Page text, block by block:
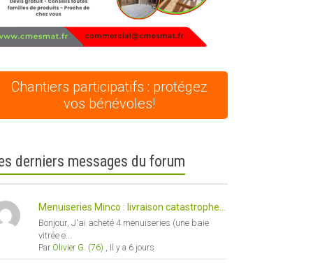
Chantiers participatifs : protégez
vos bénévoles!
derniers messages du forum
Menuiseries Minco : livraison catastrophe...
Bonjour, J'ai acheté 4 menuiseries (une baie
vitrée e...
Par Olivier G. (76) Il y a 6 jours